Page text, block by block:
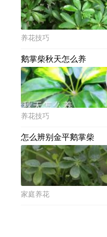
养花技巧
鹅掌柴秋天怎么养
养花技巧
怎么辨别金平鹅掌柴
家庭养花